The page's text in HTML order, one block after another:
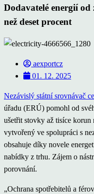
Dodavatelé energií
než deset procent
aexportcz
01. 12. 2025
Nezávislý státní srovnávač
úřadu (ERÚ) pomohl od
ušetřit stovky až tisíce
vytvořený ve spolupráci s
obsahuje díky novele
nabídky z trhu. Zájem o
porovnání.
„Ochrana spotřebitelů a